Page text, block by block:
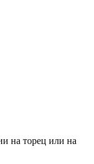
на торец или на